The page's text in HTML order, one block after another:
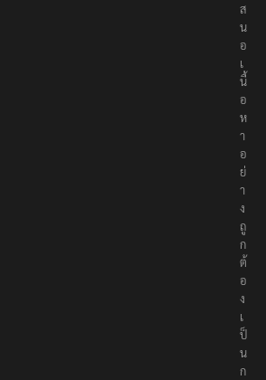
ส
น
อ
เ
นื้
อ
ห
า
อ
ย่
า
ง
ถู
ก
ต้
อ
ง
เ
ป็
น
ก